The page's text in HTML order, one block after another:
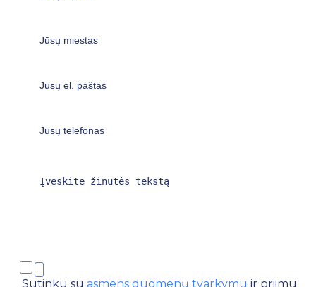
Sutinku su asmens duomenų tvarkymu ir priimu